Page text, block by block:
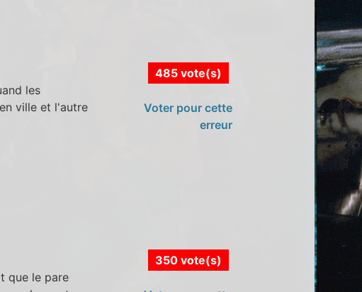
les
ville et l'autre
485 vote(s)
Voter pour cette
erreur
que le pare
350 vote(s)